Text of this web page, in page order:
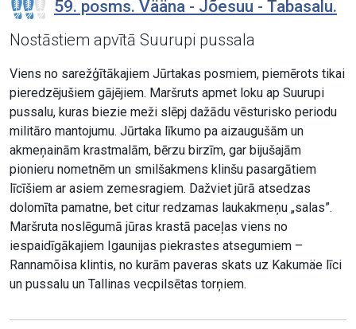
59. posms. Vääna - Jõesuu - Tabasalu.
Nostāstiem apvītā Suurupi pussala
Viens no sarežģītākajiem Jūrtakas posmiem, piemērots tikai
pieredzējušiem gājējiem. Maršruts apmet loku ap Suurupi
pussalu, kuras biezie meži slēpj dažādu vēsturisko periodu
militāro mantojumu. Jūrtaka līkumo pa aizaugušām un
akmeņainām krastmalām, bērzu birzīm, gar bijušajām
pionieru nometnēm un smilšakmens klinšu pasargātiem
līcīšiem ar asiem zemesragiem. Dažviet jūrā atsedzas
dolomīta pamatne, bet citur redzamas laukakmeņu „salas”.
Maršruta noslēgumā jūras krastā paceļas viens no
iespaidīgākajiem Igaunijas piekrastes atsegumiem –
Rannamõisa klintis, no kurām paveras skats uz Kakumäe līci
un pussalu un Tallinas vecpilsētas torņiem.